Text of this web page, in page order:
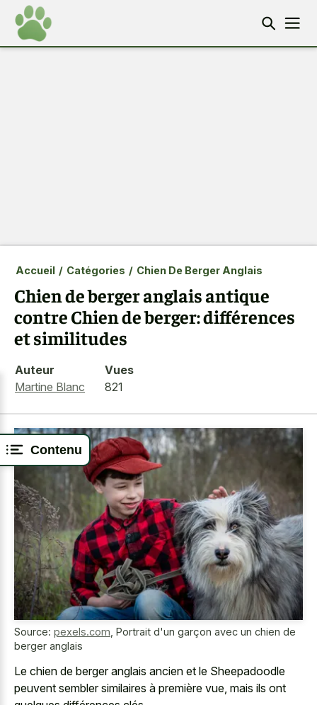
Contenu
Accueil / Catégories / Chien De Berger Anglais
Chien de berger anglais antique
contre Chien de berger: différences
et similitudes
Auteur
Martine Blanc
Vues
821
Source: pexels.com Portrait d'un garçon avec un chien de
berger anglais
Le chien de berger anglais ancien et le Sheepadoodle
peuvent sembler similaires à première vue, mais ils ont